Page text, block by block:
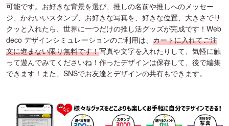
可能です。お好きな背景を選び、推しの名前や推しへのメッセー
ジ、かわいいスタンプ、お好きな写真を、好きな位置、大きさでサ
クッと入れたら、世界に一つだけの推し活グッズが完成です！Web
deco デザインシミュレーションのご利用は、 カートに入れてご注
文に進まない限り無料です！写真や文字を入れたりして、気軽に触
って遊んでみてくださいね！作ったデザインは保存して、後で編集
できます！また、SNSでお友達とデザインの共有もできます。